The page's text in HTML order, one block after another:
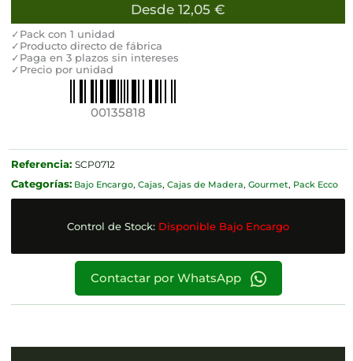
Desde 12,05 €
✓Pack con 1 unidad
✓Producto directo de fábrica
✓Paga en 3 plazos sin intereses
✓Precio por unidad
00135818
Referencia: SCP0712
Categorías: Bajo Encargo, Cajas, Cajas de Madera, Gourmet, Pack Ecco
Control de Stock: Disponible Bajo Encargo
Contactar por WhatsApp